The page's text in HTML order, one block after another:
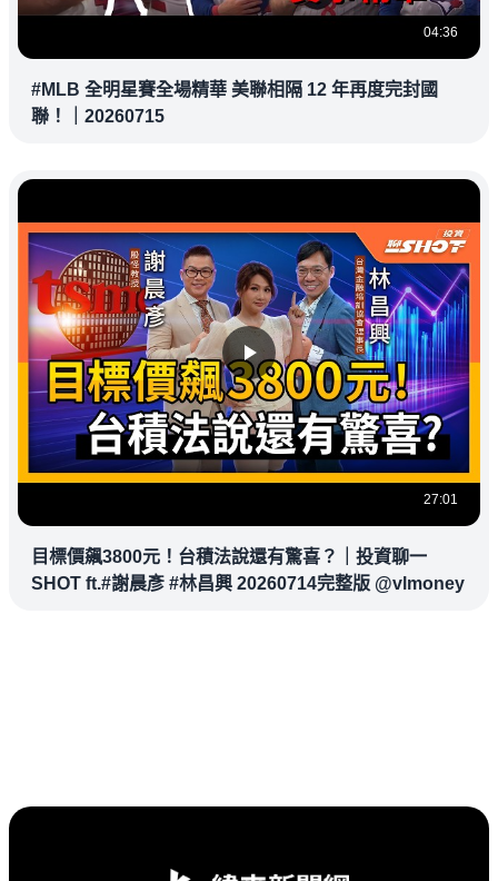
04:36
#MLB 全明星賽全場精華 美聯相隔 12 年再度完封國
聯！｜20260715
27:01
目標價飆3800元！台積法說還有驚喜？｜投資聊一
SHOT ft.#謝晨彥 #林昌興 20260714完整版 @vlmoney